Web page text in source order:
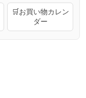
🛒お買い物カレン
ダー